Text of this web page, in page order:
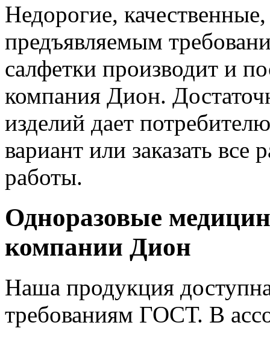
Недорогие,
предъявляемым
салфетки производит и
компания Дион.
изделий дает
вариант или заказать
работы.
Одноразовые
компании Дион
Наша продукция
требованиям ГОСТ. В